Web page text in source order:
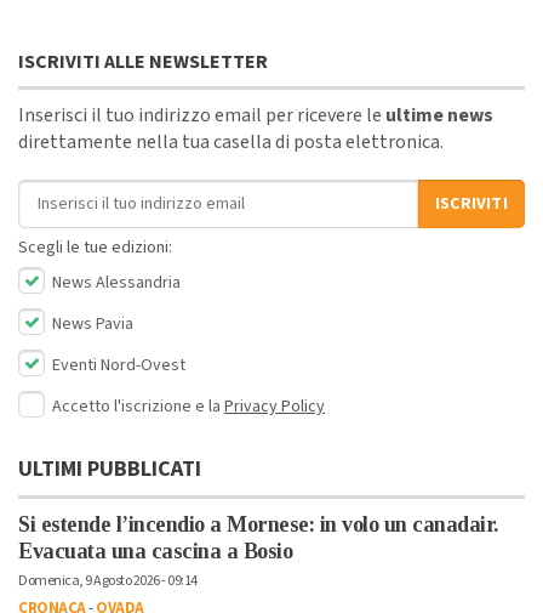
ISCRIVITI ALLE NEWSLETTER
Inserisci il tuo indirizzo email per ricevere le ultime news
direttamente nella tua casella di posta elettronica.
Indirizzo email
ISCRIVITI
Scegli le tue edizioni:
News Alessandria
News Pavia
Eventi Nord-Ovest
Accetto l'iscrizione e la Privacy Policy
ULTIMI PUBBLICATI
Si estende l’incendio a Mornese: in volo un canadair.
Evacuata una cascina a Bosio
Domenica, 9 Agosto 2026 - 09:14
CRONACA-OVADA